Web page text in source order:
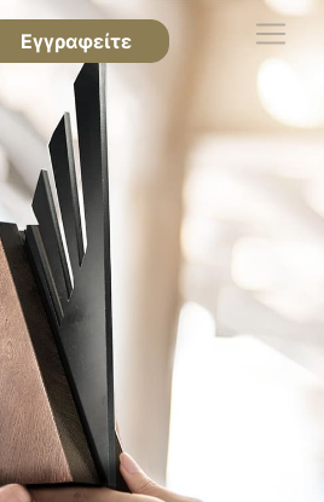
Εγγραφείτε